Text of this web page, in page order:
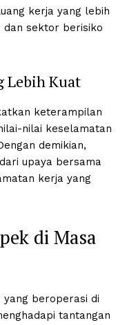
kerja yang lebih
dan sektor berisiko
Lebih Kuat
keterampilan
nilai keselamatan
demikian,
upaya bersama
kerja yang
di Masa
beroperasi di
tantangan